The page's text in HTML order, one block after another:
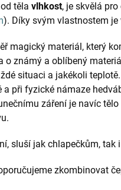
od těla vlhkost, je skvělá
). Díky svým vlastnostem
magický materiál, který
o známý a oblíbený
situaci a jakékoli
a při fyzické námaze
záření je navíc
sluší jak chlapečkům, tak
zkombinovat